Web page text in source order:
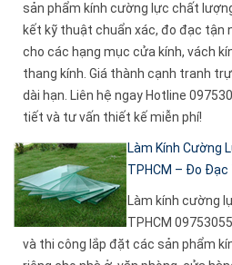
sản phẩm kính cường lực chất
kết kỹ thuật chuẩn xác, đo đạc tận
cho các hạng mục cửa kính, vách
thang kính. Giá thành cạnh tranh
dài hạn. Liên hệ ngay Hotline
tiết và tư vấn thiết kế miễn phí!
Làm Kính Cường
TPHCM – Đo Đạc
Làm kính cường
TPHCM
và thi công lắp đặt các sản phẩm